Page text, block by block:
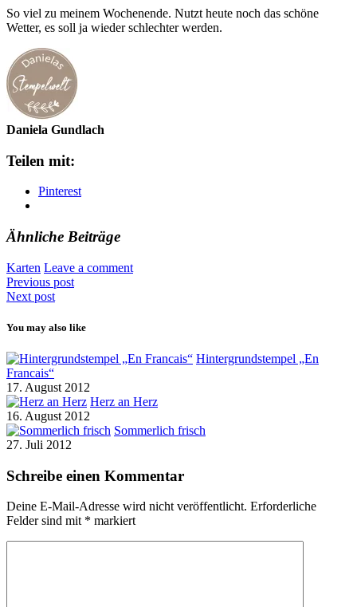
So viel zu meinem Wochenende. Nutzt heute noch das schöne
Wetter, es soll ja wieder schlechter werden.
Daniela Gundlach
Teilen mit:
Pinterest
Ähnliche Beiträge
Karten Leave a comment
Previous post
Next post
You may also like
Hintergrundstempel „En
Francais“
17. August 2012
Herz an Herz
16. August 2012
Sommerlich frisch
27. Juli 2012
Schreibe einen Kommentar
Deine E-Mail-Adresse wird nicht veröffentlicht. Erforderliche
Felder sind mit * markiert